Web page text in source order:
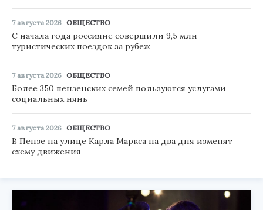
7 августа 2026 ОБЩЕСТВО
С начала года россияне совершили 9,5 млн
туристических поездок за рубеж
7 августа 2026 ОБЩЕСТВО
Более 350 пензенских семей пользуются услугами
социальных нянь
7 августа 2026 ОБЩЕСТВО
В Пензе на улице Карла Маркса на два дня изменят
схему движения